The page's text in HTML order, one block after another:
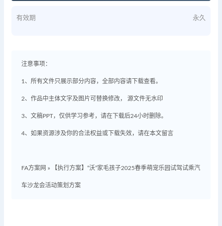
有效期 永久
注意事项：
1、所有文件只展示部分内容，全部内容请下载查看。
2、作品中主体文字及图片可替换修改， 源文件无水印
3、文稿PPT，仅供学习参考，请在下载后24小时删除。
4、如果资源涉及你的合法权益或下载失效，请在本文留言
FA方案网 » 【执行方案】“沃”家毛孩子2025春季萌宠乐园试驾试乘汽
车沙龙会活动策划方案